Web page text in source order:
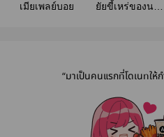
เมียเพลย์บอย
ยัยขี้เหร่ของนาย
“มาเป็นคนแรกที่โดเนทให้